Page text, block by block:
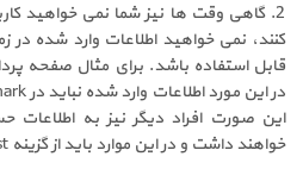
2. گاهی وقت ها نیز شما نمی خواهید کاربران نتایج فُرم ها را
کنند، نمی خواهید اطلاعات وارد شده در
قابل استفاده باشد. برای مثال صفحه
در این مورد اطلاعات وارد شده نباید در
این صورت افراد دیگر نیز به
خواهند داشت و در این موارد باید از گزینه